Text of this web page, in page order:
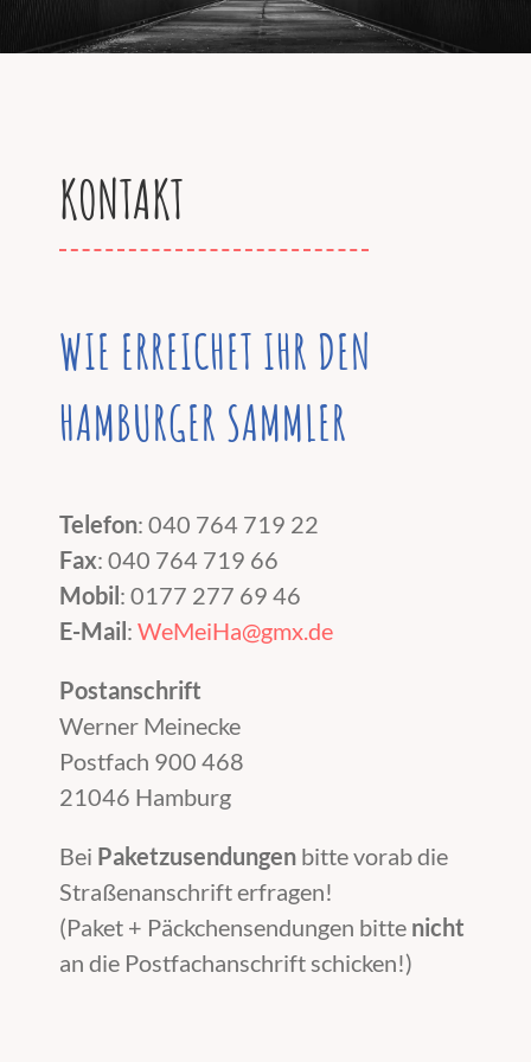
KONTAKT
WIE ERREICHET IHR DEN
HAMBURGER SAMMLER
Telefon: 040 764 719 22
Fax: 040 764 719 66
Mobil: 0177 277 69 46
E-Mail: WeMeiHa@gmx.de
Postanschrift
Werner Meinecke
Postfach 900 468
21046 Hamburg
Bei Paketzusendungen bitte vorab die
Straßenanschrift erfragen!
(Paket + Päckchensendungen bitte nicht
an die Postfachanschrift schicken!)